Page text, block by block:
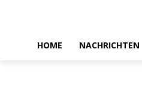
HOME NACHRICHTEN